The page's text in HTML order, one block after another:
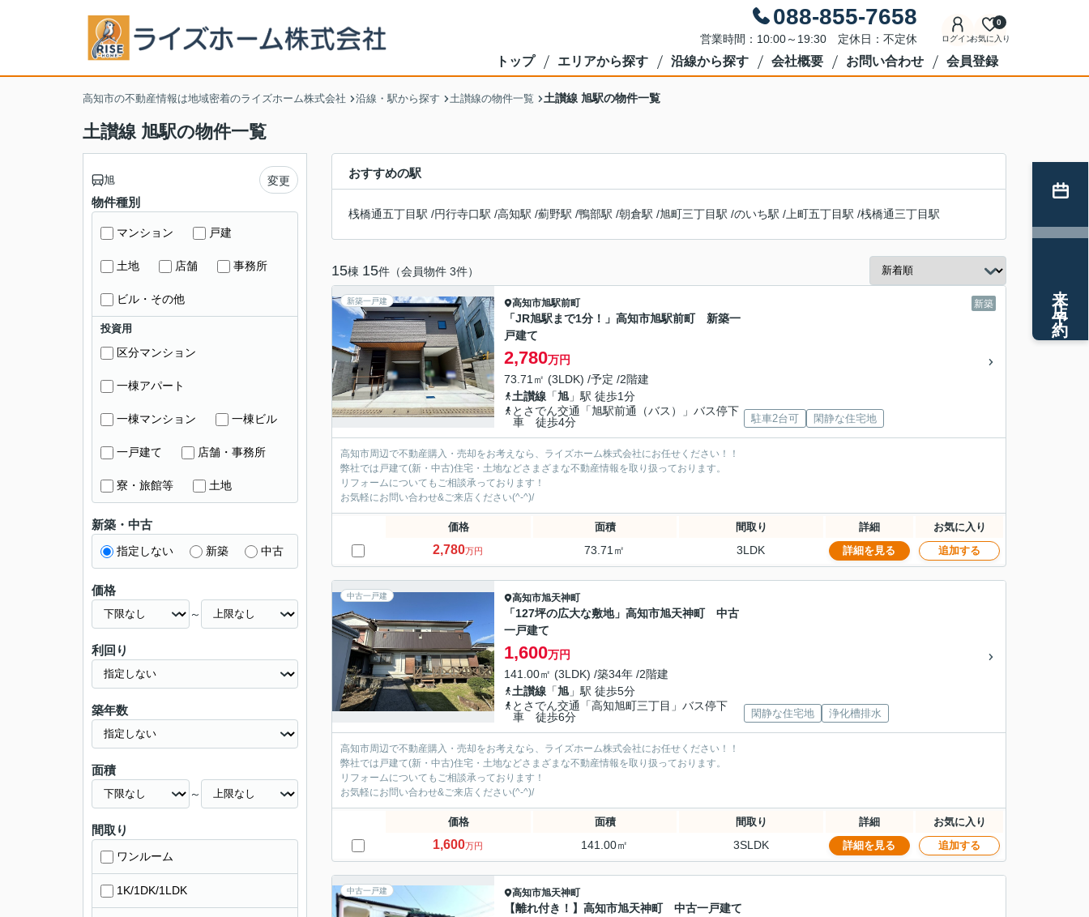
088-855-7658
営業時間：10:00～19:30 定休日：不定休 ログインお気に入り
0
トップ エリアから探す 沿線から探す 会社概要 お問い合わせ 会員登録
高知市の不動産情報は地域密着のライズホーム株式会社 沿線・駅から探す 土讃線の物件一覧 土讃線 旭駅の物件一覧
土讃線 旭駅の物件一覧
おすすめの駅
桟橋通五丁目駅 /円行寺口駅 /高知駅 /薊野駅 /鴨部駅 /朝倉駅 /旭町三丁目駅 /のいち駅 / 上町五丁目駅 /桟橋通三丁目駅
15棟 15件（会員物件 3件）
新築一戸建 新築
高知市旭駅前町
「JR旭駅まで1分！」高知市旭駅前町 新築一
戸建て
2,780万円
73.71㎡ (3LDK) /予定 /2階建
土讃線 「旭 」駅 徒歩1分
とさでん交通「旭駅前通（バス）」バス停下
車 徒歩4分
駐車2台可 閑静な住宅地
高知市周辺で不動産購入・売却をお考えなら、ライズホーム株式会社にお任せください！！
弊社では戸建て(新・中古)住宅・土地などさまざまな不動産情報を取り扱っております。
リフォームについてもご相談承っております！
お気軽にお問い合わせ&ご来店ください‍(^-^)/
価格 面積 間取り 詳細 お気に入り
2,780万円 73.71㎡ 3LDK 詳細を見る 追加する
中古一戸建 高知市旭天神町
「127坪の広大な敷地」高知市旭天神町 中古
一戸建て
1,600万円
141.00㎡ (3LDK) /築34年 /2階建
土讃線 「旭 」駅 徒歩5分
とさでん交通「高知旭町三丁目」バス停下
車 徒歩6分
閑静な住宅地 浄化槽排水
高知市周辺で不動産購入・売却をお考えなら、ライズホーム株式会社にお任せください！！
弊社では戸建て(新・中古)住宅・土地などさまざまな不動産情報を取り扱っております。
リフォームについてもご相談承っております！
お気軽にお問い合わせ&ご来店ください‍(^-^)/
価格 面積 間取り 詳細 お気に入り
1,600万円 141.00㎡ 3SLDK 詳細を見る 追加する
中古一戸建 高知市旭天神町
【離れ付き！】高知市旭天神町 中古一戸建て
旭 変更
物件種別
マンション 戸建
土地 店舗 事務所
ビル・その他
投資用
区分マンション
一棟アパート
一棟マンション 一棟ビル
一戸建て 店舗・事務所
寮・旅館等 土地
新築・中古
指定しない 新築 中古
価格
～
利回り
築年数
面積
～
間取り
ワンルーム
1K/1DK/1LDK
来店予約